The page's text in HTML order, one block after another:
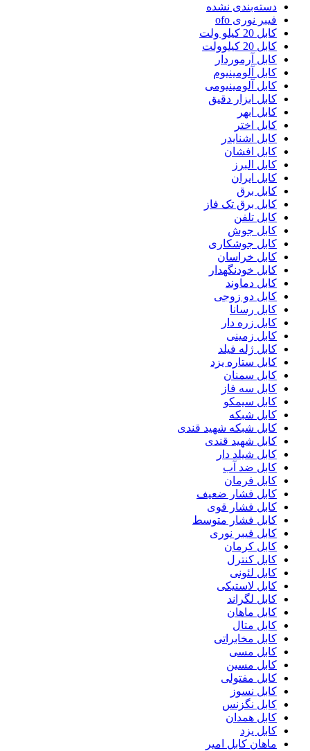
دسته‌بندی نشده
فیبر نوری ofo
کابل 20 کیلو ولت
کابل 20 کیلوولت
کابل آرموردار
کابل آلومینیوم
کابل آلومینیومی
کابل ابزار دقیق
کابل ابهر
کابل اختر
کابل اشنایدر
کابل افشان
کابل البرز
کابل ایران
کابل برق
کابل برق تک فاز
کابل تلفن
کابل جوش
کابل جوشکاری
کابل خراسان
کابل خودنگهدار
کابل دماوند
کابل دو زوجی
کابل رسانا
کابل زره دار
کابل زمینی
کابل ژله فیلد
کابل ستاره یزد
کابل سمنان
کابل سه فاز
کابل سیمکو
کابل شبکه
کابل شبکه شهید قندی
کابل شهید قندی
کابل شیلد دار
کابل ضد آب
کابل فرمان
کابل فشار ضعیف
کابل فشار قوی
کابل فشار متوسط
کابل فیبر نوری
کابل کرمان
کابل کنترل
کابل لئونی
کابل لاستیکی
کابل لگراند
کابل ماهان
کابل متال
کابل مخابراتی
کابل مسی
کابل مسین
کابل مفتولی
کابل نسوز
کابل نگزنس
کابل همدان
کابل یزد
ماهان کابل امیر